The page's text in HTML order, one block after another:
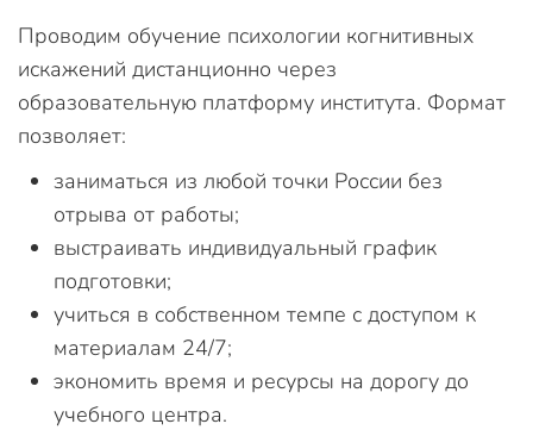
Проводим обучение психологии когнитивных
искажений дистанционно через
образовательную платформу института. Формат
позволяет:
заниматься из любой точки России без
отрыва от работы;
выстраивать индивидуальный график
подготовки;
учиться в собственном темпе с доступом к
материалам 24/7;
экономить время и ресурсы на дорогу до
учебного центра.